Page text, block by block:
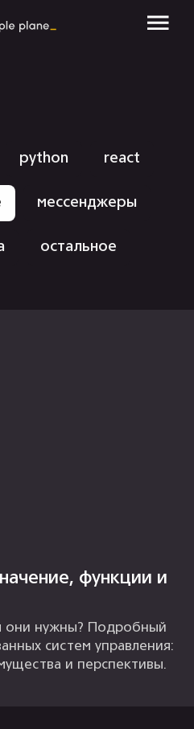
python react
мессенджеры
остальное
функции и
они нужны? Подробный
систем управления:
и перспективы.